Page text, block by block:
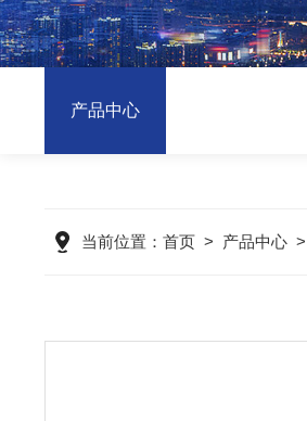
产品中心
当前位置： 首页> 产品中心>